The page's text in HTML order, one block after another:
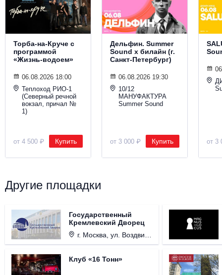
Торба-на-Круче с
программой
«Жизнь-водоем»
06.08.2026 18:00
Теплоход РИО-1
(Северный речной
вокзал, причал №
1)
от 4 500 ₽ Купить
Дельфин. Summer
Sound х билайн (г.
Санкт-Петербург)
06.08.2026 19:30
10/12
МАНУФАКТУРА
Summer Sound
от 3 000 ₽ Купить от 3
Другие площадки
Государственный
Кремлевский Дворец
г. Москва, ул. Воздвиженка, д. 1, Кремль.
Клуб «16 Тонн»